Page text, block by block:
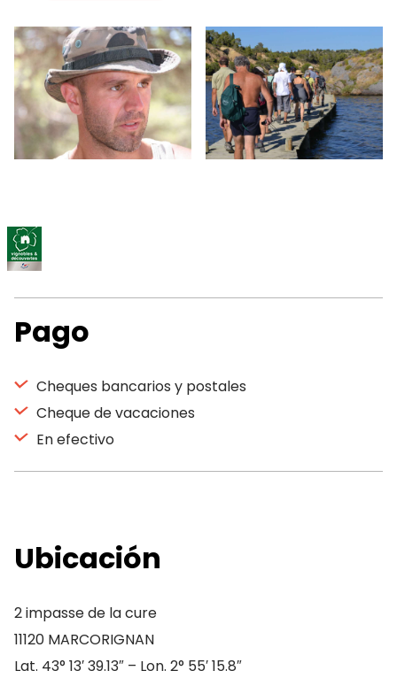
Pago
Cheques bancarios y postales
Cheque de vacaciones
En efectivo
Ubicación
2 impasse de la cure
11120 MARCORIGNAN
Lat. 43° 13′ 39.13″ – Lon. 2° 55′ 15.8″